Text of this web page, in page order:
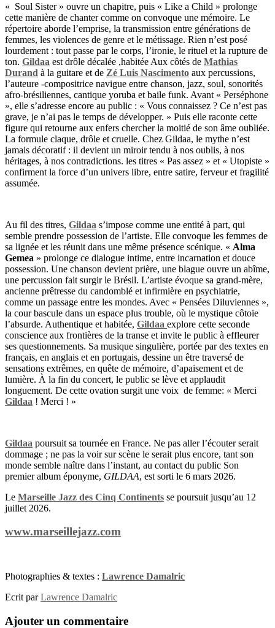
« Soul Sister » ouvre un chapitre, puis « Like a Child » prolonge
cette manière de chanter comme on convoque une mémoire. Le
répertoire aborde l’emprise, la transmission entre générations de
femmes, les violences de genre et le métissage. Rien n’est posé
lourdement : tout passe par le corps, l’ironie, le rituel et la rupture de
ton. Gildaa est drôle décalée ,habitée Aux côtés de Mathias
Durand à la guitare et de Zé Luis Nascimento aux percussions,
l’auteure -compositrice navigue entre chanson, jazz, soul, sonorités
afro-brésiliennes, cantique yoruba et baile funk. Avant « Perséphone
», elle s’adresse encore au public : « Vous connaissez ? Ce n’est pas
grave, je n’ai pas le temps de développer. » Puis elle raconte cette
figure qui retourne aux enfers chercher la moitié de son âme oubliée.
La formule claque, drôle et cruelle. Chez Gildaa, le mythe n’est
jamais décoratif : il devient un miroir tendu à nos oublis, à nos
héritages, à nos contradictions. les titres « Pas assez » et « Utopiste »
confirment la force d’un univers libre, entre satire, ferveur et fragilité
assumée.
Au fil des titres, Gildaa s’impose comme une entité à part, qui
semble prendre possession de l’artiste. Elle convoque les femmes de
sa lignée et les réunit dans une même présence scénique. « Alma
Gemea » prolonge ce dialogue intime, entre incarnation et douce
possession. Une chanson devient prière, une blague ouvre un abîme,
une percussion fait surgir le Brésil. L’artiste évoque sa grand-mère,
ancienne prêtresse du candomblé et infirmière en psychiatrie,
comme un passage entre les mondes. Avec « Pensées Diluviennes »,
la cour bascule dans un espace plus trouble, où le mystique côtoie
l’absurde. Authentique et habitée, Gildaa explore cette seconde
conscience aux frontières de la transe et invite le public à effleurer
ses questionnements. Sa musique singulière, portée par des textes en
français, en anglais et en portugais, dessine un être traversé de
sensations extrêmes, en quête de mémoire, d’apaisement et de
lumière. À la fin du concert, le public se lève et applaudit
longuement. De cette ovation surgit une voix de femme: « Merci
Gildaa ! Merci ! »
Gildaa poursuit sa tournée en France. Ne pas aller l’écouter serait
dommage ; ne pas la voir sur scène le serait plus encore, tant son
monde semble naître dans l’instant, au contact du public Son
premier album éponyme, GILDAA, est sorti le 6 mars 2026.
Le Marseille Jazz des Cinq Continents se poursuit jusqu’au 12
juillet 2026.
www.marseillejazz.com
Photographies & textes : Lawrence Damalric
Ecrit parLawrence Damalric
Ajouter un commentaire